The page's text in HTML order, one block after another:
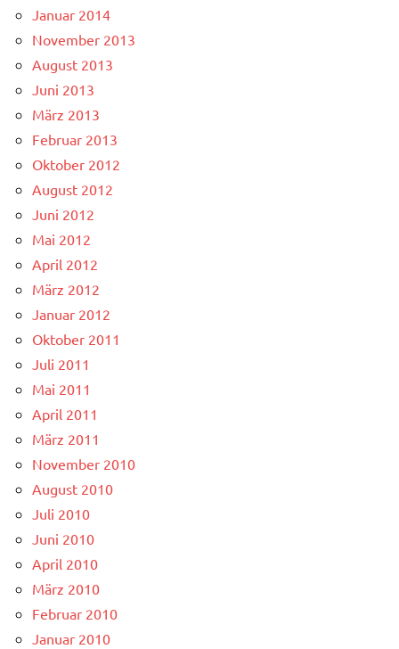
Januar 2014
November 2013
August 2013
Juni 2013
März 2013
Februar 2013
Oktober 2012
August 2012
Juni 2012
Mai 2012
April 2012
März 2012
Januar 2012
Oktober 2011
Juli 2011
Mai 2011
April 2011
März 2011
November 2010
August 2010
Juli 2010
Juni 2010
April 2010
März 2010
Februar 2010
Januar 2010